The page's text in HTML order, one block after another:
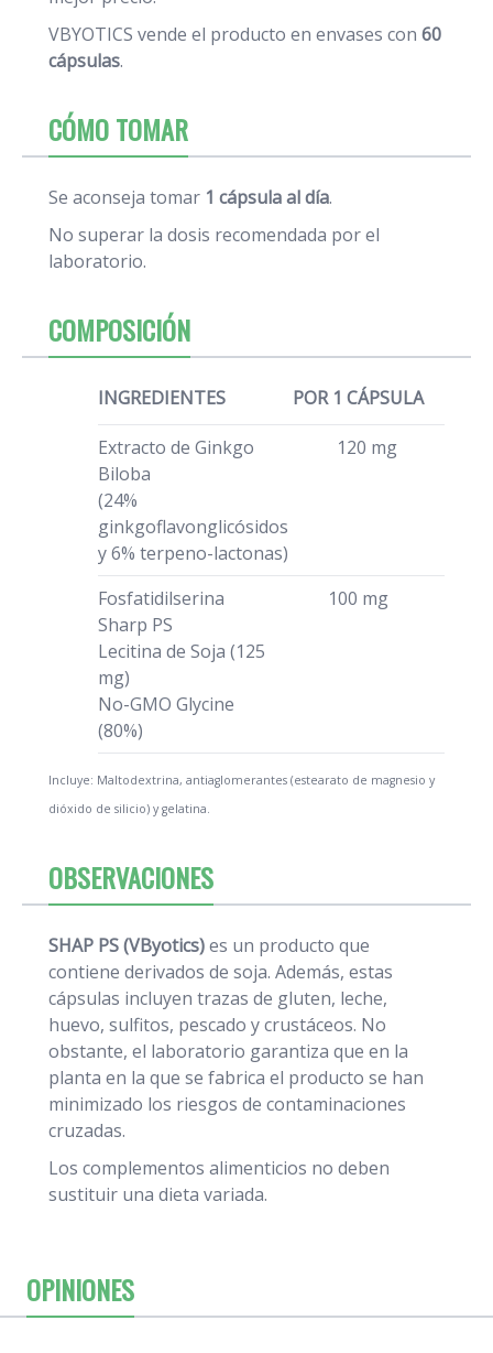
VBYOTICS vende el producto en envases con 60
cápsulas.
CÓMO TOMAR
Se aconseja tomar 1 cápsula al día.
No superar la dosis recomendada por el
laboratorio.
COMPOSICIÓN
INGREDIENTES POR 1 CÁPSULA
Extracto de Ginkgo
Biloba
(24%
ginkgoflavonglicósidos
y 6% terpeno-lactonas)
120 mg
Fosfatidilserina
Sharp PS
Lecitina de Soja (125
mg)
No-GMO Glycine
(80%)
100 mg
Incluye: Maltodextrina, antiaglomerantes (estearato de magnesio y
dióxido de silicio) y gelatina.
OBSERVACIONES
SHAP PS (VByotics)es un producto que
contiene derivados de soja. Además, estas
cápsulas incluyen trazas de gluten, leche,
huevo, sulfitos, pescado y crustáceos. No
obstante, el laboratorio garantiza que en la
planta en la que se fabrica el producto se han
minimizado los riesgos de contaminaciones
cruzadas.
Los complementos alimenticios no deben
sustituir una dieta variada.
OPINIONES